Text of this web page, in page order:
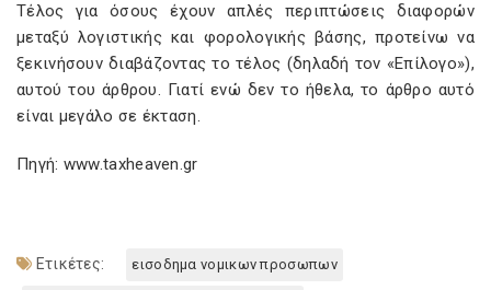
Τέλος για όσους έχουν απλές περιπτώσεις διαφορών
μεταξύ λογιστικής και φορολογικής βάσης, προτείνω να
ξεκινήσουν διαβάζοντας το τέλος (δηλαδή τον «Επίλογο»),
αυτού του άρθρου. Γιατί ενώ δεν το ήθελα, το άρθρο αυτό
είναι μεγάλο σε έκταση.
Πηγή: www.taxheaven.gr
Ετικέτες: εισοδημα νομικων προσωπων